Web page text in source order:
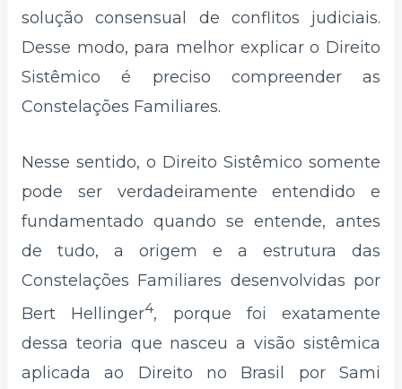
solução consensual de conflitos judiciais.
Desse modo, para melhor explicar o Direito
Sistêmico é preciso compreender as
Constelações Familiares.
Nesse sentido, o Direito Sistêmico somente
pode ser verdadeiramente entendido e
fundamentado quando se entende, antes
de tudo, a origem e a estrutura das
Constelações Familiares desenvolvidas por
Bert Hellinger4, porque foi exatamente
dessa teoria que nasceu a visão sistêmica
aplicada ao Direito no Brasil por Sami